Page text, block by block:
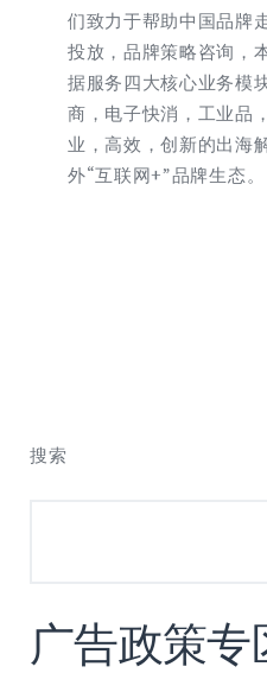
们致力于帮助中国品牌
投放，品牌策略咨询，
据服务四大核心业务模
商，电子快消，工业品
业，高效，创新的出海
外“互联网+”品牌生态。
搜索
广告政策专